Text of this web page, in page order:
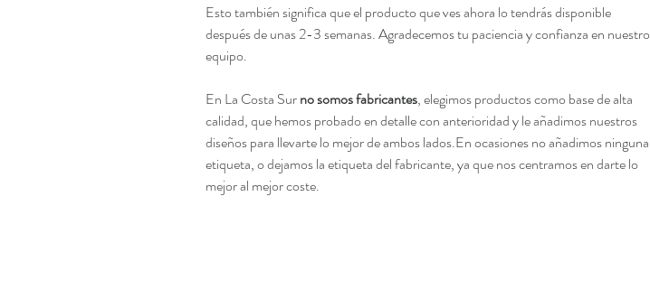
Esto también significa que el producto que ves ahora lo tendrás disponible
después de unas 2-3 semanas. Agradecemos tu paciencia y confianza en nuestro
equipo.
En La Costa Surno somos fabricantes, elegimos productos como base de alta
calidad, que hemos probado en detalle con anterioridad y le añadimos nuestros
diseños para llevarte lo mejor de ambos lados.En ocasiones no añadimos ninguna
etiqueta, o dejamos la etiqueta del fabricante, ya que nos centramos en darte lo
mejor al mejor coste.